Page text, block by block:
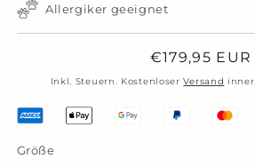
Allergiker geeignet
Normaler
Preis
€179,95 EUR
Inkl. Steuern. KostenloserVersand
Größe